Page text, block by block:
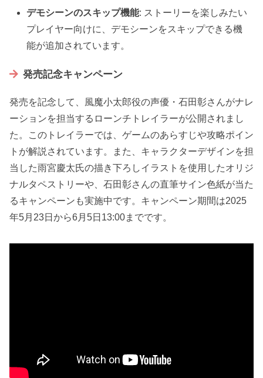
デモシーンのスキップ機能: ストーリーを楽しみたい
プレイヤー向けに、デモシーンをスキップできる機
能が追加されています。
発売記念キャンペーン
発売を記念して、風魔小太郎役の声優・石田彰さんがナレ
ーションを担当するローンチトレイラーが公開されまし
た。このトレイラーでは、ゲームのあらすじや攻略ポイン
トが解説されています。また、キャラクターデザインを担
当した雨宮慶太氏の描き下ろしイラストを使用したオリジ
ナルタペストリーや、石田彰さんの直筆サイン色紙が当た
るキャンペーンも実施中です。キャンペーン期間は2025
年5月23日から6月5日13:00までです。